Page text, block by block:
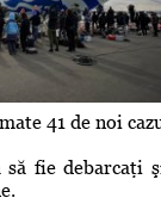
41 de noi
să fie debarcaţi